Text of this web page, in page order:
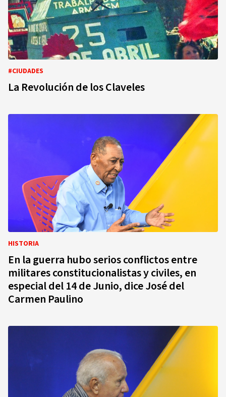
#CIUDADES
La Revolución de los Claveles
HISTORIA
En la guerra hubo serios conflictos entre
militares constitucionalistas y civiles, en
especial del 14 de Junio, dice José del
Carmen Paulino